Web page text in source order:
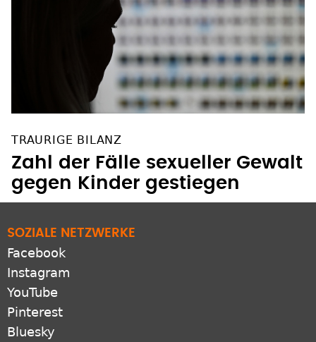
TRAURIGE BILANZ
Zahl der Fälle sexueller Gewalt
gegen Kinder gestiegen
SOZIALE NETZWERKE
Facebook
Instagram
YouTube
Pinterest
Bluesky